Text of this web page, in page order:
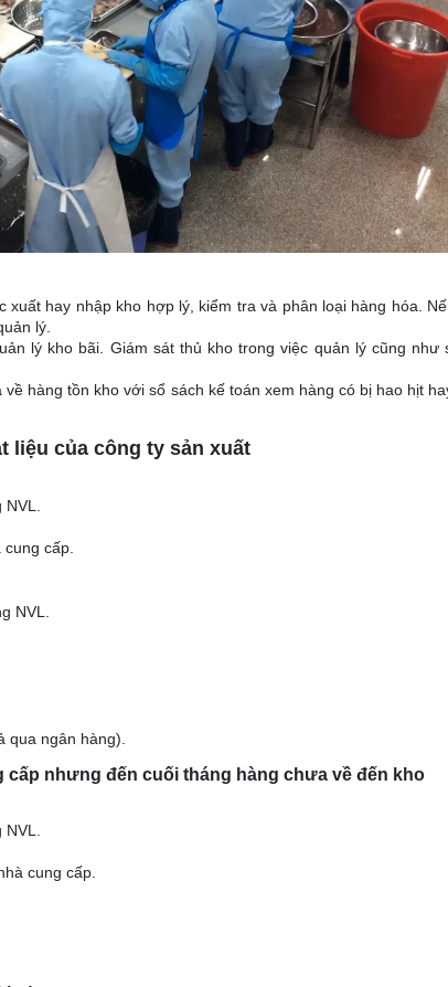
hay nhập kho hợp lý, kiểm tra và phân loại hàng hóa.
lý.
lý kho bãi. Giám sát thủ kho trong việc quản lý cũng như
hàng tồn kho với sổ sách kế toán xem hàng có bị hao hịt
liệu của công ty sản xuất
NVL.
cung cấp.
NVL.
qua ngân hàng).
nhưng đến cuối tháng hàng chưa về đến kho
NVL.
cung cấp.